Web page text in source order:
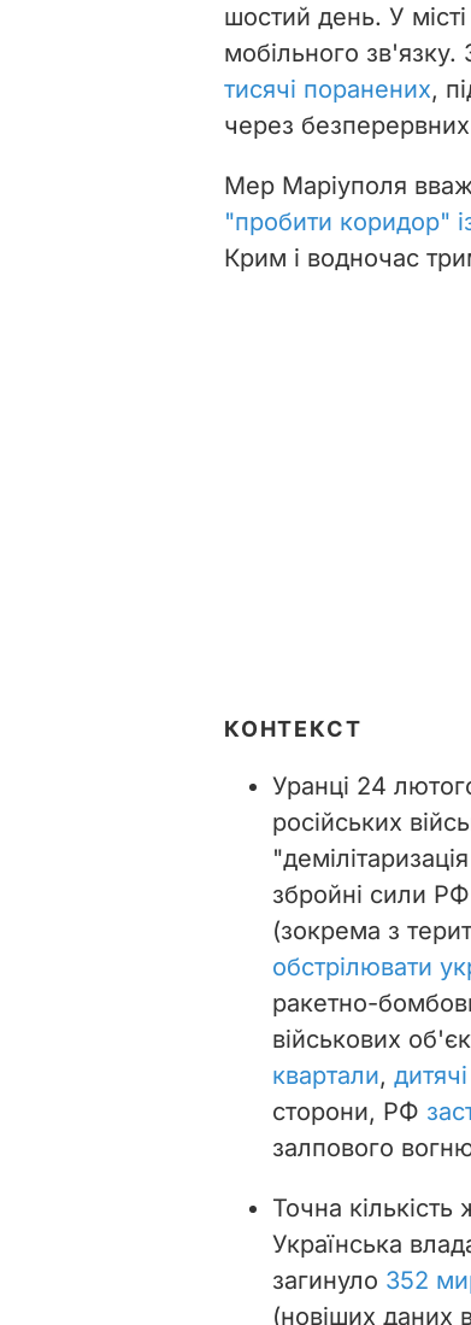
шостий день. У
мобільного
тисячі поранених,
через безперервних
Мер Маріуполя
"пробити коридор"
Крим і водночас
КОНТЕКСТ
Уранці 24
російських
збройні сили РФ
(зокрема з
обстрілювати
ракетно-
військових
квартали,
сторони, РФ
залпового
Точна кількість
Українська
загинуло 352
(новіших даних